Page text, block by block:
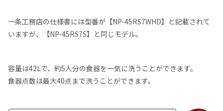
一条工務店の仕様書には型番が【NP-45RS7WHD】と記載されて
いますが、【NP-45RS7S】と同じモデル。
容量は42Lで、約5人分の食器を一気に洗うことができます。
食器点数は最大40点まで洗うことができます。